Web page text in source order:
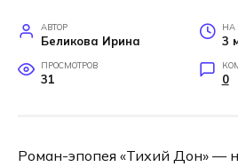
АВТОР
Беликова Ирина
НА
3
ПРОСМОТРОВ
31 0
Роман-эпопея «Тихий Дон» —